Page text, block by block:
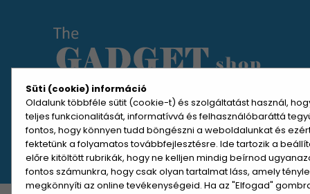
Süti (cookie) információ
Oldalunk többféle sütit (cookie-t) és szolgáltatást használ,
teljes funkcionalitását, informatívvá és felhasználóbaráttá
fontos, hogy könnyen tudd böngészni a weboldalunkat és
fektetünk a folyamatos továbbfejlesztésre. Ide tartozik a
előre kitöltött rubrikák, hogy ne kelljen mindig beírnod
fontos számunkra, hogy csak olyan tartalmat láss, amely
megkönnyíti az online tevékenységeid. Ha az "Elfogad"
MENÜ MEGNYITÁSA
REGISZTRÁCIÓ BELÉPÉS